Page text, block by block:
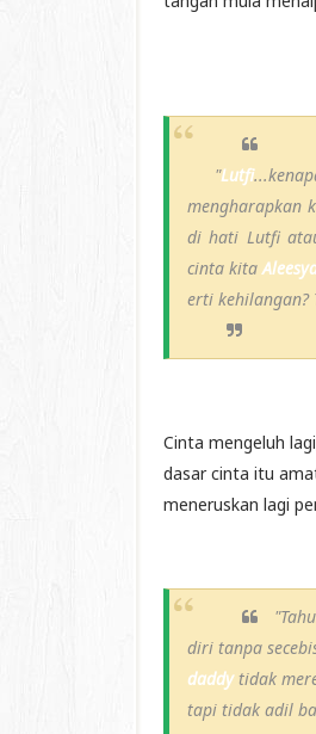
"Lutfi
mengharapkan
di hati Lutfi
cinta kita
erti kehilangan?
Cinta mengeluh
dasar cinta itu
meneruskan lagi
diri tanpa
daddytidak
tapi tidak adil